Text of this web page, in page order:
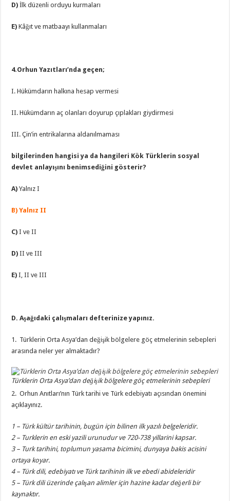
D)İlk düzenli orduyu kurmaları
E)Kâğıt ve matbaayı kullanmaları
4.Orhun Yazıtları’nda geçen;
I. Hükümdarın halkına hesap vermesi
II. Hükümdarın aç olanları doyurup çıplakları giydirmesi
III. Çin’in entrikalarına aldanılmaması
bilgilerinden hangisi ya da hangileri Kök Türklerin sosyal
devlet anlayışını benimsediğini göste­rir?
A)Yalnız I
B) Yalnız II
C)I ve II
D)II ve III
E)I, II ve III
D. Aşağıdaki çalışmaları defterinize yapınız.
1. Türklerin Orta Asya’dan değişik bölgelere göç etmelerinin sebepleri
arasında neler yer almaktadır?
Türklerin Orta Asya’dan değişik bölgelere göç etmelerinin sebepleri
2. Orhun Anıtları’nın Türk tarihi ve Türk edebiyatı açısından önemini
açıklayınız.
1 – Türk kültür tarihinin, bugün için bilinen ilk yazılı belgeleridir.
2 – Turklerin en eski yazili urunudur ve 720-738 yillarini kapsar.
3 – Turk tarihini, toplumun yasama bicimini, dunyaya bakis acisini
ortaya koyar.
4 – Türk dili, edebiyatı ve Türk tarihinin ilk ve ebedi abideleridir
5 – Türk dili üzerinde çalışan alimler için hazine kadar değerli bir
kaynaktır.